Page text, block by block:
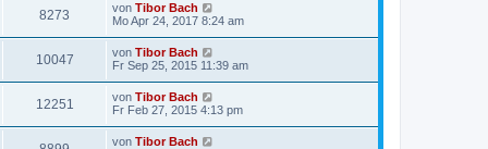
8273 von Tibor Bach
Mo Apr 24, 2017 8:24 am
10047 von Tibor Bach
Fr Sep 25, 2015 11:39 am
12251 von Tibor Bach
Fr Feb 27, 2015 4:13 pm
von Tibor Bach